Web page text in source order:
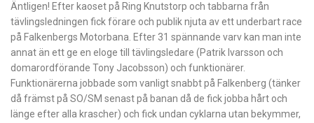
Äntligen! Efter kaoset på Ring Knutstorp och tabbarna från
tävlingsledningen fick förare och publik njuta av ett underbart race
på Falkenbergs Motorbana. Efter 31 spännande varv kan man inte
annat än ett ge en eloge till tävlingsledare (Patrik Ivarsson och
domarordförande Tony Jacobsson) och funktionärer.
Funktionärerna jobbade som vanligt snabbt på Falkenberg (tänker
då främst på SO/SM senast på banan då de fick jobba hårt och
länge efter alla krascher) och fick undan cyklarna utan bekymmer,